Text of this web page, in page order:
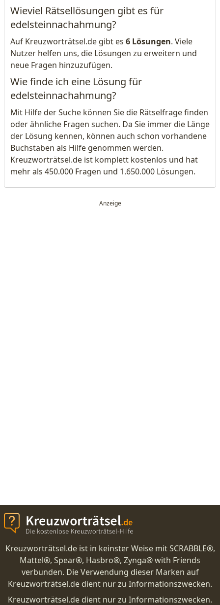
Wieviel Rätsellösungen gibt es für
edelsteinnachahmung?
Auf Kreuzworträtsel.de gibt es 6 Lösungen. Viele
Nutzer helfen uns, die Lösungen zu erweitern und
neue Fragen hinzuzufügen.
Wie finde ich eine Lösung für
edelsteinnachahmung?
Mit Hilfe der Suche können Sie die Rätselfrage finden
oder ähnliche Fragen suchen. Da Sie immer die Länge
der Lösung kennen, können auch schon vorhandene
Buchstaben als Hilfe genommen werden.
Kreuzworträtsel.de ist komplett kostenlos und hat
mehr als 450.000 Fragen und 1.650.000 Lösungen.
Kreuzworträtsel.de ist in keinster Weise mit SCRABBLE®,
Mattel®, Spear®, Hasbro®, Zynga® with Friends
verbunden. Die Verwendung dieser Marken auf
Kreuzworträtsel.de dient nur zu Informationszwecken.
Kreuzworträtsel.de dient nur zu Informationszwecken.